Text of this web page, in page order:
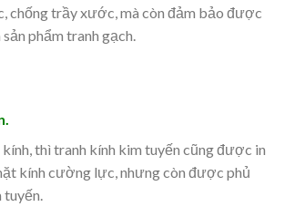
chống trầy xước, mà còn đảm bảo được
phẩm tranh gạch.
thì tranh kính kim tuyến cũng được in
kính cường lực, nhưng còn được phủ